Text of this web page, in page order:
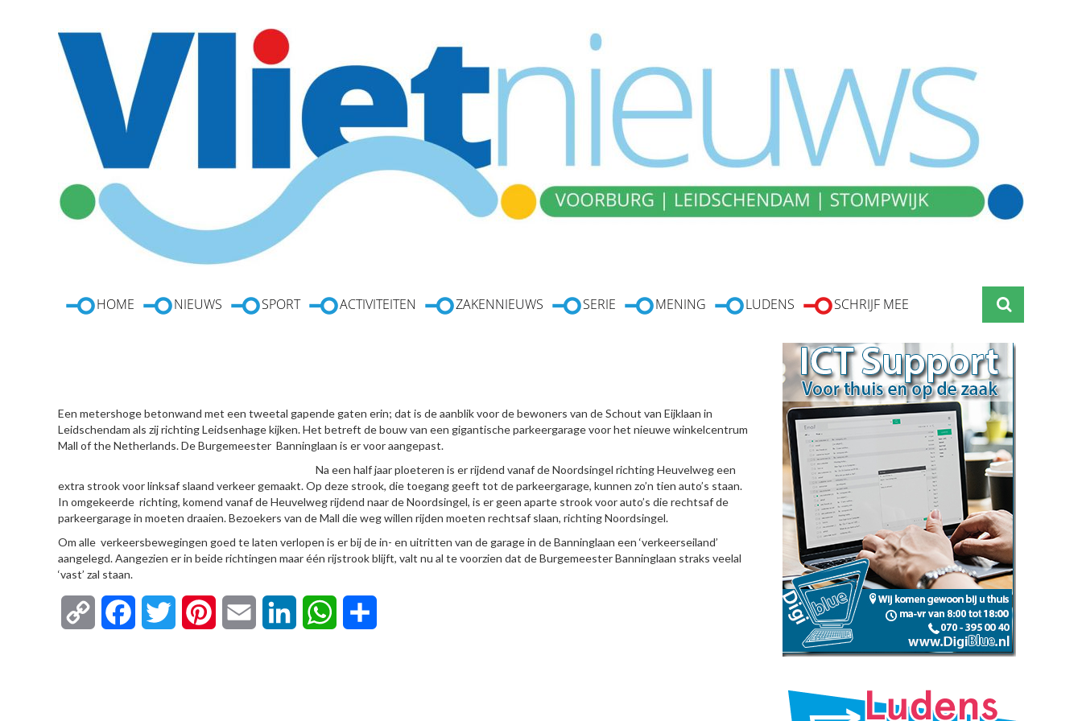
HOME NIEUWS SPORT ACTIVITEITEN ZAKENNIEUWS SERIE MENING LUDENS SCHRIJF MEE
Een metershoge betonwand met een tweetal gapende gaten erin; dat is de aanblik voor de bewoners van de Schout van Eijklaan in
Leidschendam als zij richting Leidsenhage kijken. Het betreft de bouw van een gigantische parkeergarage voor het nieuwe winkelcentrum
Mall of the Netherlands. De Burgemeester Banninglaan is er voor aangepast.
Na een half jaar ploeteren is er rijdend vanaf de Noordsingel richting Heuvelweg een
extra strook voor linksaf slaand verkeer gemaakt. Op deze strook, die toegang geeft tot de parkeergarage, kunnen zo’n tien auto’s staan.
In omgekeerde richting, komend vanaf de Heuvelweg rijdend naar de Noordsingel, is er geen aparte strook voor auto’s die rechtsaf de
parkeergarage in moeten draaien. Bezoekers van de Mall die weg willen rijden moeten rechtsaf slaan, richting Noordsingel.
Om alle verkeersbewegingen goed te laten verlopen is er bij de in- en uitritten van de garage in de Banninglaan een ‘verkeerseiland’
aangelegd. Aangezien er in beide richtingen maar één rijstrook blijft, valt nu al te voorzien dat de Burgemeester Banninglaan straks veelal
‘vast’ zal staan.
Copy FacebookTwitter Pinterest Email LinkedIn WhatsApp